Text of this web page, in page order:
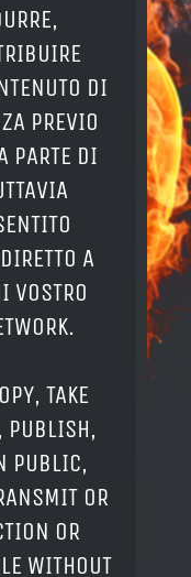
DI
PREVIO
PARTE DI
A
VOSTRO
TAKE
PUBLISH,
PUBLIC,
OR
OR
WITHOUT